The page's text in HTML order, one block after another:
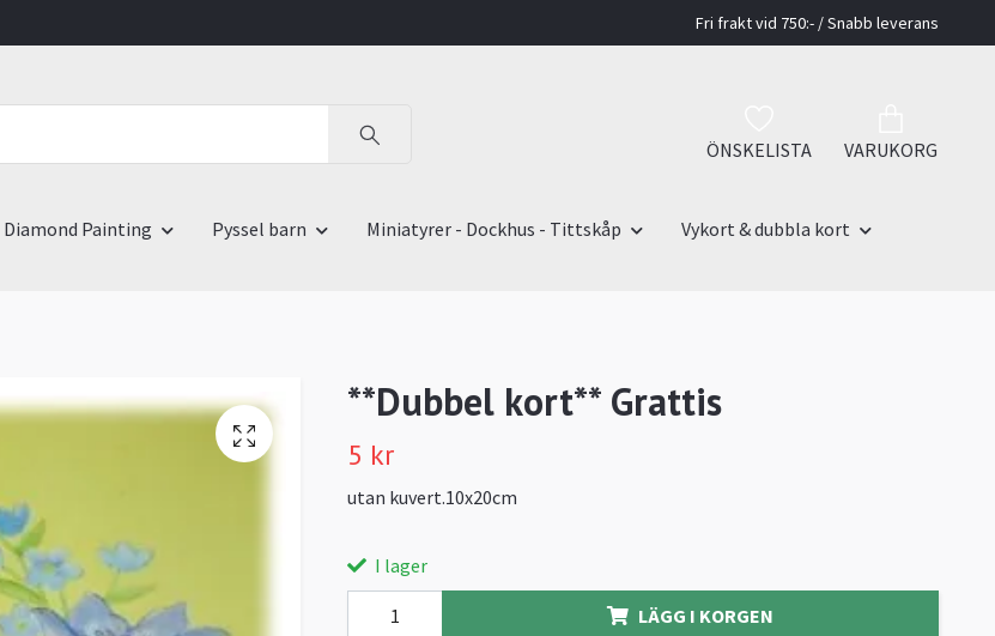
Fri frakt vid 750:- / Snabb leverans
ÖNSKELISTA VARUKORG
Diamond Painting Pyssel barn Miniatyrer - Dockhus - Tittskåp
Vykort & dubbla kort
**Dubbel kort** Grattis
5 kr
utan kuvert.10x20cm
I lager
LÄGG I KORGEN